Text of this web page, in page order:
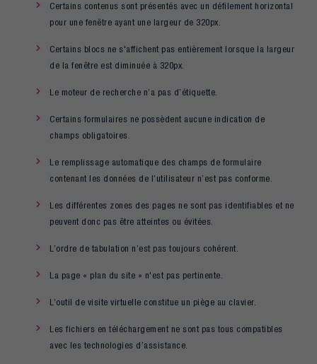
Certains contenus sont présentés avec un défilement horizontal
pour une fenêtre ayant une largeur de 320px.
Certains blocs ne s'affichent pas entièrement lorsque la largeur
de la fenêtre est diminuée à 320px.
Le moteur de recherche n’a pas d’étiquette.
Certains formulaires ne possèdent aucune indication de
champs obligatoires.
Le remplissage automatique des champs de formulaire
contenant les données de l’utilisateur n’est pas conforme.
Les différentes zones des pages ne sont pas identifiables et ne
peuvent donc pas être atteintes ou évitées.
L’ordre de tabulation n’est pas toujours cohérent.
La page « plan du site » n'est pas pertinente.
L’outil de visite virtuelle constitue un piège au clavier.
Les fichiers en téléchargement ne sont pas tous compatibles
avec les technologies d’assistance.